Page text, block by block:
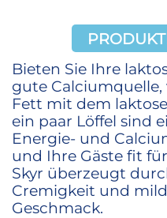
Bieten Sie Ihre
gute
Fett mit dem
ein paar Löffel sind
Energie- und
und Ihre Gäste fit
Skyr überzeugt
Cremigkeit und
Geschmack.